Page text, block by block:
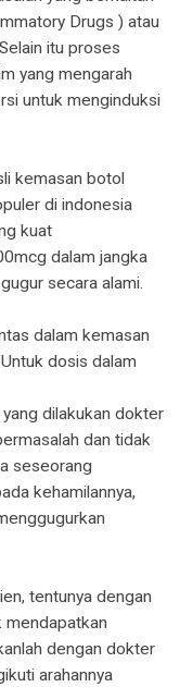
Drugs ) atau
itu proses
yang mengarah
untuk menginduksi
kemasan botol
di indonesia
kuat
dalam jangka
secara alami.
dalam kemasan
dosis dalam
dilakukan dokter
dan tidak
seseorang
kehamilannya,
tentunya dengan
mendapatkan
dengan dokter
arahannya